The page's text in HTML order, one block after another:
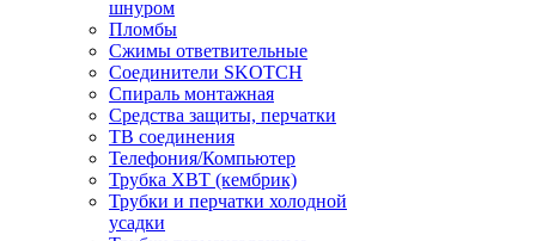
шнуром
Пломбы
Сжимы ответвительные
Соединители SKOTCH
Спираль монтажная
Средства защиты, перчатки
ТВ соединения
Телефония/Компьютер
Трубка ХВТ (кембрик)
Трубки и перчатки холодной
усадки